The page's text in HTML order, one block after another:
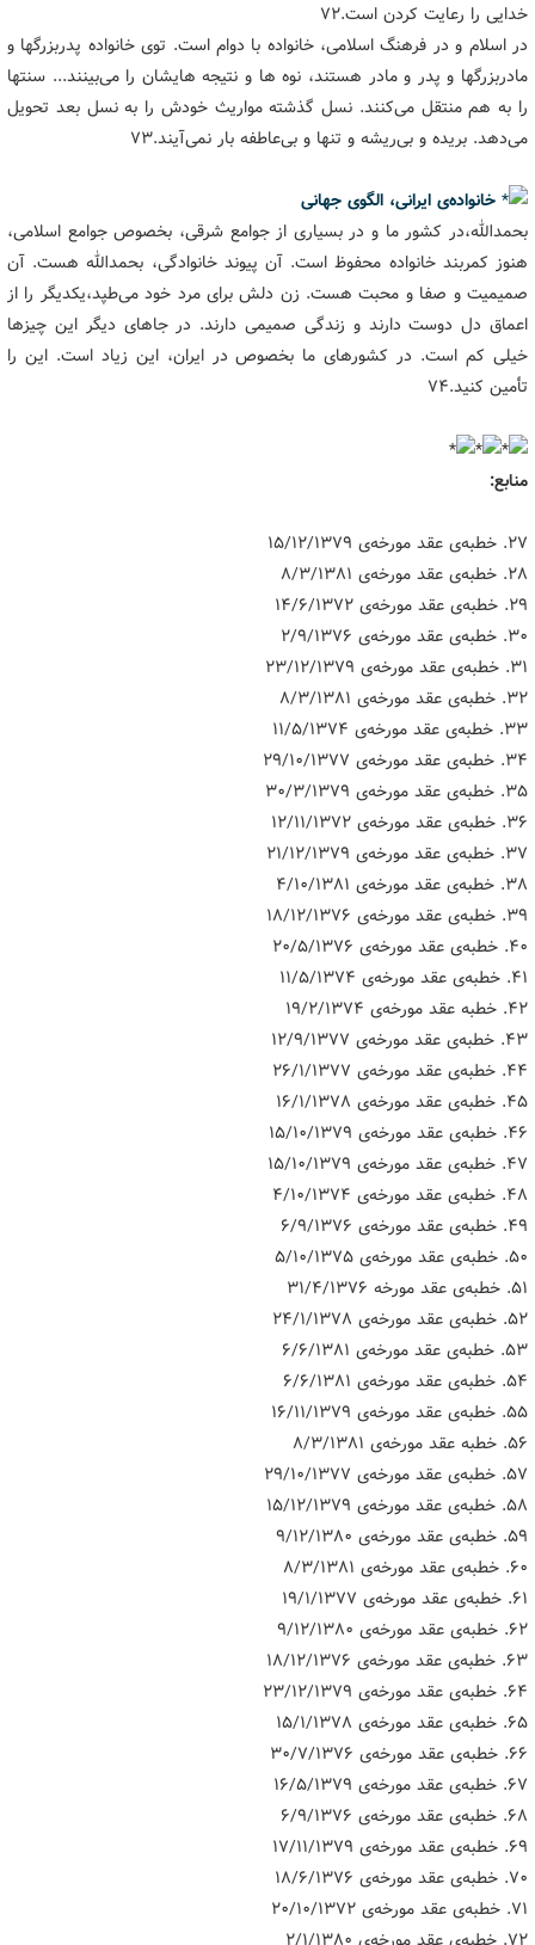
خدایی را رعایت کردن است.۷۲
در اسلام و در فرهنگ اسلامی، خانواده با دوام است. توی خانواده پدربزرگها و
مادربزرگها و پدر و مادر هستند، نوه ها و نتیجه هایشان را می‌بینند... سنتها
را به هم منتقل می‌کنند. نسل گذشته مواریث خودش را به نسل بعد تحویل
می‌دهد. بریده و بی‌ریشه و تنها و بی‌عاطفه بار نمی‌آیند.۷۳
خانواده‌ی ایرانی، الگوی جهانی
بحمدالله،‌در کشور ما و در بسیاری از جوامع شرقی، بخصوص جوامع اسلامی،
هنوز کمربند خانواده محفوظ است. آن پیوند خانوادگی، بحمدالله هست. آن
صمیمیت و صفا و محبت هست. زن دلش برای مرد خود می‌طپد،‌یکدیگر را از
اعماق دل دوست دارند و زندگی صمیمی دارند. در جاهای دیگر این چیزها
خیلی کم است. در کشورهای ما بخصوص در ایران، این زیاد است. این را
تأمین کنید.۷۴
منابع:
۲۷. خطبه‌ی عقد مورخه‌ی ۱۵/۱۲/۱۳۷۹
۲۸. خطبه‌ی عقد مورخه‌ی ۸/۳/۱۳۸۱
۲۹. خطبه‌ی عقد مورخه‌ی ۱۴/۶/۱۳۷۲
۳۰. خطبه‌ی عقد مورخه‌ی ۲/۹/۱۳۷۶
۳۱. خطبه‌ی عقد مورخه‌ی ۲۳/۱۲/۱۳۷۹
۳۲. خطبه‌ی عقد مورخه‌ی ۸/۳/۱۳۸۱
۳۳. خطبه‌ی عقد مورخه‌ی ۱۱/۵/۱۳۷۴
۳۴. خطبه‌ی عقد مورخه‌ی ۲۹/۱۰/۱۳۷۷
۳۵. خطبه‌ی عقد مورخه‌ی ۳۰/۳/۱۳۷۹
۳۶. خطبه‌ی عقد مورخه‌ی ۱۲/۱۱/۱۳۷۲
۳۷. خطبه‌ی عقد مورخه‌ی ۲۱/۱۲/۱۳۷۹
۳۸. خطبه‌ی عقد مورخه‌ی ۴/۱۰/۱۳۸۱
۳۹. خطبه‌ی عقد مورخه‌ی ۱۸/۱۲/۱۳۷۶
۴۰. خطبه‌ی عقد مورخه‌ی ۲۰/۵/۱۳۷۶
۴۱. خطبه‌ی عقد مورخه‌ی ۱۱/۵/۱۳۷۴
۴۲. خطبه عقد مورخه‌ی ۱۹/۲/۱۳۷۴
۴۳. خطبه‌ی عقد مورخه‌ی ۱۲/۹/۱۳۷۷
۴۴. خطبه‌ی عقد مورخه‌ی ۲۶/۱/۱۳۷۷
۴۵. خطبه‌ی عقد مورخه‌ی ۱۶/۱/۱۳۷۸
۴۶. خطبه‌ی عقد مورخه‌ی ۱۵/۱۰/۱۳۷۹
۴۷. خطبه‌ی عقد مورخه‌ی ۱۵/۱۰/۱۳۷۹
۴۸. خطبه‌ی عقد مورخه‌ی ۴/۱۰/۱۳۷۴
۴۹. خطبه‌ی عقد مورخه‌ی ۶/۹/۱۳۷۶
۵۰. خطبه‌ی عقد مورخه‌ی ۵/۱۰/۱۳۷۵
۵۱. خطبه‌ی عقد مورخه ۳۱/۴/۱۳۷۶
۵۲. خطبه‌ی عقد مورخه‌ی ۲۴/۱/۱۳۷۸
۵۳. خطبه‌ی عقد مورخه‌ی ۶/۶/۱۳۸۱
۵۴. خطبه‌ی عقد مورخه‌ی ۶/۶/۱۳۸۱
۵۵. خطبه‌ی عقد مورخه‌ی ۱۶/۱۱/۱۳۷۹
۵۶. خطبه عقد مورخه‌ی ۸/۳/۱۳۸۱
۵۷. خطبه‌ی عقد مورخه‌ی ۲۹/۱۰/۱۳۷۷
۵۸. خطبه‌ی عقد مورخه‌ی ۱۵/۱۲/۱۳۷۹
۵۹. خطبه‌ی عقد مورخه‌ی ۹/۱۲/۱۳۸۰
۶۰. خطبه‌ی عقد مورخه‌ی ۸/۳/۱۳۸۱
۶۱. خطبه‌ی عقد مورخه‌ی ۱۹/۱/۱۳۷۷
۶۲. خطبه‌ی عقد مورخه‌ی ۹/۱۲/۱۳۸۰
۶۳. خطبه‌ی عقد مورخه‌ی ۱۸/۱۲/۱۳۷۶
۶۴. خطبه‌ی عقد مورخه‌ی ۲۳/۱۲/۱۳۷۹
۶۵. خطبه‌ی عقد مورخه‌ی ۱۵/۱/۱۳۷۸
۶۶. خطبه‌ی عقد مورخه‌ی ۳۰/۷/۱۳۷۶
۶۷. خطبه‌ی عقد مورخه‌ی ۱۶/۵/۱۳۷۹
۶۸. خطبه‌ی عقد مورخه‌ی ۶/۹/۱۳۷۶
۶۹. خطبه‌ی عقد مورخه‌ی ۱۷/۱۱/۱۳۷۹
۷۰. خطبه‌ی عقد مورخه‌ی ۱۸/۶/۱۳۷۶
۷۱. خطبه‌ی عقد مورخه‌ی ۲۰/۱۰/۱۳۷۲